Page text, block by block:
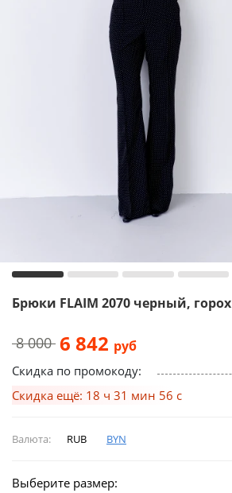
Брюки FLAIM 2070 черный, горох
8 000 6 842 руб
Скидка по промокоду:
Скидка ещё: 18 ч 31 мин 55 с
Валюта: RUB BYN
Выберите размер: